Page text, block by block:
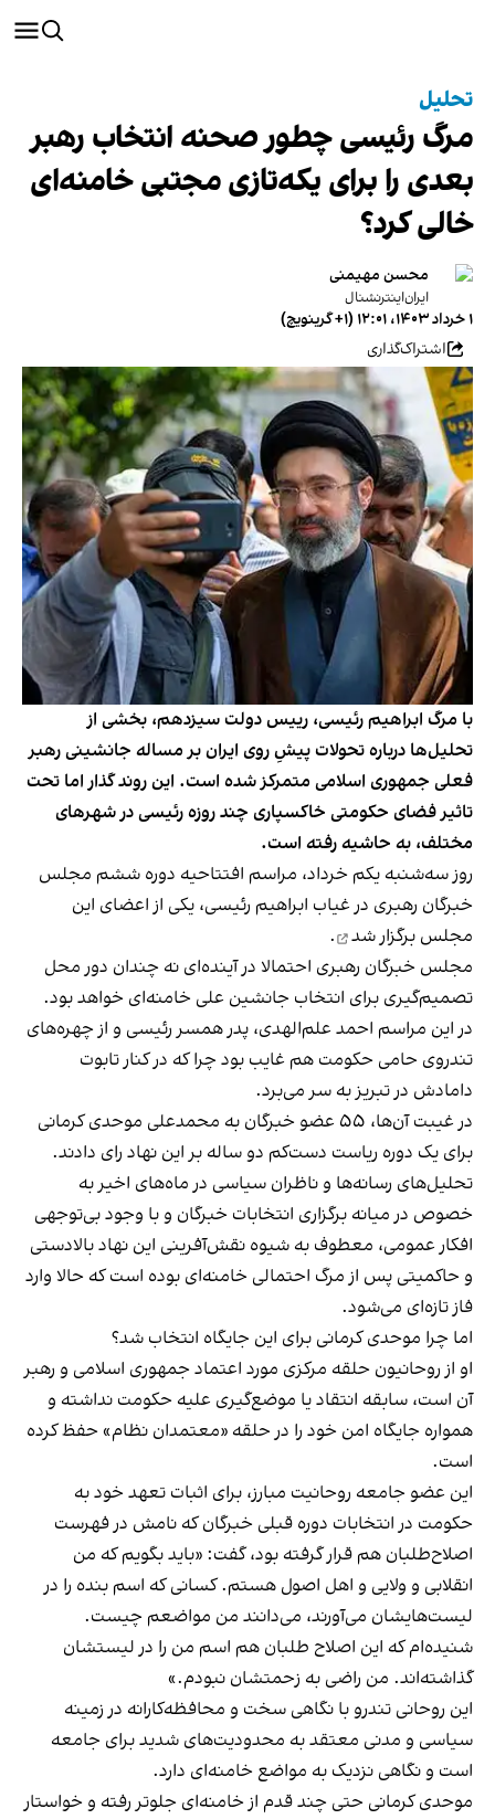
تحلیل
مرگ رئیسی چطور صحنه انتخاب رهبر
بعدی را برای یکه‌تازی مجتبی خامنه‌ای
خالی کرد؟
محسن مهیمنی
ایران‌اینترنشنال
۱ خرداد ۱۴۰۳، ۱۲:۰۱ (‎+۱ گرینویچ)
اشتراک‌گذاری
با مرگ ابراهیم رئیسی، رییس دولت سیزدهم، بخشی از
تحلیل‌ها درباره تحولات پیشِ روی ایران بر مساله جانشینی رهبر
فعلی جمهوری اسلامی متمرکز شده است. این روند گذار اما تحت
تاثیر فضای حکومتی خاکسپاری چند روزه رئیسی در شهرهای
مختلف، به حاشیه رفته است.
روز سه‌شنبه یکم خرداد، مراسم افتتاحیه دوره ششم مجلس
خبرگان رهبری در غیاب ابراهیم رئیسی، یکی از اعضای این
مجلس برگزار شد
.
مجلس خبرگان رهبری احتمالا در آینده‌ای نه‌ چندان دور محل
تصمیم‌گیری برای انتخاب جانشین علی خامنه‌ای خواهد بود.
در این مراسم احمد علم‌الهدی، پدر همسر رئیسی و از چهره‌های
تندروی حامی حکومت هم غایب بود چرا که در کنار تابوت
دامادش در تبریز به سر می‌برد.
در غیبت آن‌ها، ۵۵ عضو خبرگان به محمدعلی موحدی کرمانی
برای یک دوره ریاست دست‌کم دو ساله بر این نهاد رای دادند.
تحلیل‌های رسانه‌ها و ناظران سیاسی در ماه‌های اخیر به
خصوص در میانه برگزاری انتخابات خبرگان و با وجود بی‌توجهی
افکار عمومی، معطوف به شیوه نقش‌آفرینی این نهاد بالادستی
و حاکمیتی پس از مرگ احتمالی خامنه‌ای بوده است که حالا وارد
فاز تازه‌ای می‌شود.
اما چرا موحدی کرمانی برای این جایگاه انتخاب شد؟
او از روحانیون حلقه مرکزی مورد اعتماد جمهوری اسلامی و رهبر
آن است، سابقه انتقاد یا موضع‌گیری علیه حکومت نداشته و
همواره جایگاه امن خود را در حلقه «معتمدان نظام» حفظ کرده
است.
این عضو جامعه روحانیت مبارز، برای اثبات تعهد خود به
حکومت در انتخابات دوره قبلی خبرگان که نامش در فهرست
اصلاح‌طلبان هم قرار گرفته بود، گفت: «باید بگویم که من
انقلابی و ولایی و اهل اصول هستم. کسانی که اسم بنده را در
لیست‌هایشان می‌آورند، می‌دانند من مواضعم چیست.
شنیده‌ام که این اصلاح طلبان هم اسم من را در لیستشان
گذاشته‌اند. من راضی به زحمتشان نبودم.»
این روحانی تندرو با نگاهی سخت و محافظه‌کارانه در زمینه
سیاسی و مدنی معتقد به محدودیت‌های شدید برای جامعه
است و نگاهی نزدیک به مواضع خامنه‌ای دارد.
موحدی کرمانی حتی چند قدم از خامنه‌ای جلوتر رفته و خواستار